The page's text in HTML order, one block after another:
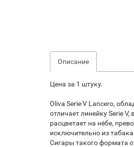
Описание
Цена за 1 штуку.
Oliva Serie V Lancero,
отличает линейку Serie
расцветает на нёбе,
исключительно из
Сигары такого формата